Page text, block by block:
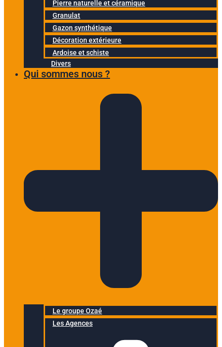
Pierre naturelle et céramique
Granulat
Gazon synthétique
Décoration extérieure
Ardoise et schiste
Divers
Qui sommes nous ?
Le groupe Ozaé
Les Agences